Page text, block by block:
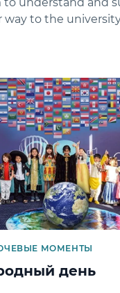
way to the
МОМЕНТЫ
день